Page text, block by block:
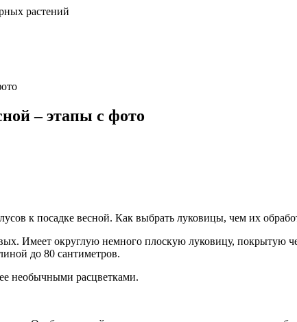
растений
– этапы с фото
к посадке весной. Как выбрать луковицы, чем их
Имеет округлую немного плоскую луковицу, покрытую
до 80 сантиметров.
необычными расцветками.